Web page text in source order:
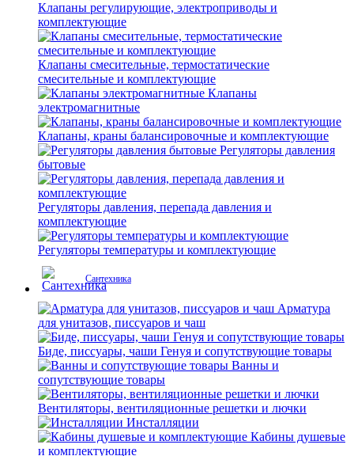
Клапаны регулирующие, электроприводы и
комплектующие
Клапаны смесительные, термостатические
смесительные и комплектующие
Клапаны
электромагнитные
Клапаны, краны балансировочные и комплектующие
Регуляторы давления
бытовые
Регуляторы давления, перепада давления и
комплектующие
Регуляторы температуры и комплектующие
Сантехника
Арматура
для унитазов, писсуаров и чаш
Биде, писсуары, чаши Генуя и сопутствующие товары
Ванны и
сопутствующие товары
Вентиляторы, вентиляционные решетки и лючки
Инсталляции
Кабины душевые
и комплектующие